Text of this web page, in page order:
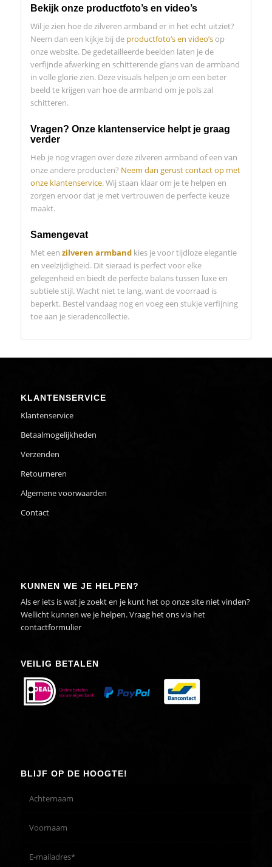
Bekijk onze productfoto’s en video’s
Wil je zien hoe de zilveren armband er in het echt uitziet?
Neem dan een kijkje bij de productfoto’s en video’sop
onze website. De gedetailleerde beelden laten je de
verfijnde afwerking en schitterende glans van de armband
in volle glorie zien. Deze visuals helpen je om een beter
beeld te krijgen van hoe de armband om je pols zal
schitteren.
Vragen? Onze klantenservice helpt je graag
verder
Heb je nog vragen over deze zilveren armband of een van
onze andere producten? Neem dan gerust contact op met
onze klantenservice. Wij staan klaar om je te helpen en
zorgen ervoor dat je met vertrouwen de perfecte keuze
maakt.
Samengevat
Met een zilveren armbandkies je voor tijdloze elegantie
en veelzijdigheid. Dit sieraad is perfect voor elke
gelegenheid en biedt de perfecte balans tussen luxe en
subtiele stijl. Wacht niet te lang, want de voorraad is
beperkt. Bestel vandaag nog en voeg een stukje verfijning
toe aan je sieradencollectie.
KLANTENSERVICE
Klantenservice
Betaalmogelijkheden
Verzenden
Retourneren
Algemene voorwaarden
Contact
KUNNEN WE JE HELPEN?
Als er iets is wat je zoekt en je kunt het op onze site niet vinden?
Wellicht kunnen we je helpen. Vraag het ons via het
contactformulier
VEILIG BETALEN
BLIJF OP DE HOOGTE!